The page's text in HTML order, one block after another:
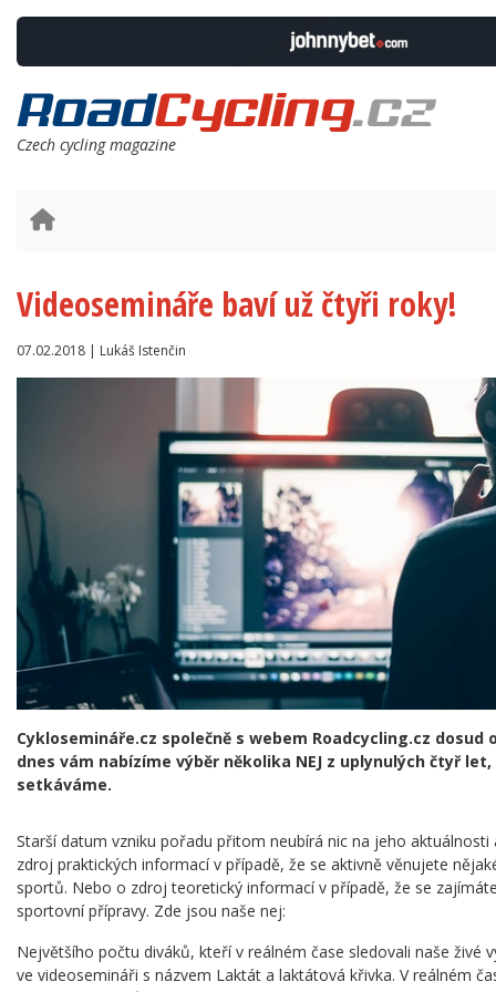
Czech cycling magazine
Videosemináře baví už čtyři roky!
07.02.2018 | Lukáš Istenčin
Cyklosemináře.cz společně s webem Roadcycling.cz dosud
dnes vám nabízíme výběr několika NEJ z uplynulých čtyř
setkáváme.
Starší datum vzniku pořadu přitom neubírá nic na jeho
zdroj praktických informací v případě, že se aktivně věnujete
sportů. Nebo o zdroj teoretický informací v případě, že se
sportovní přípravy. Zde jsou naše nej:
Největšího počtu diváků, kteří v reálném čase sledovali naše živé
ve videosemináři s názvem Laktát a laktátová křivka. V reálném